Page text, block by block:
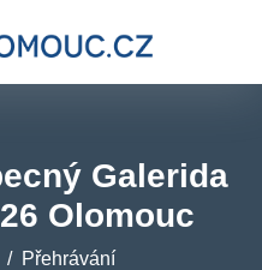
Galerida
Olomouc
Přehrávání